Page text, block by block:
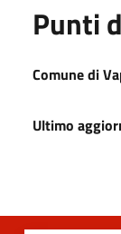
Punti
Comune di
Ultimo